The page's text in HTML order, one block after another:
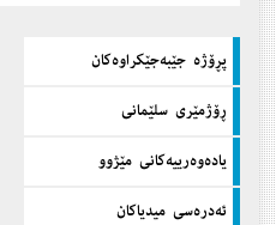
پڕۆژه‌ جێبه‌جێكراوه‌كان
ڕۆژمێری سلێمانی
یاده‌وه‌رییه‌كانی مێژوو
ئه‌دره‌سی میدیاكان